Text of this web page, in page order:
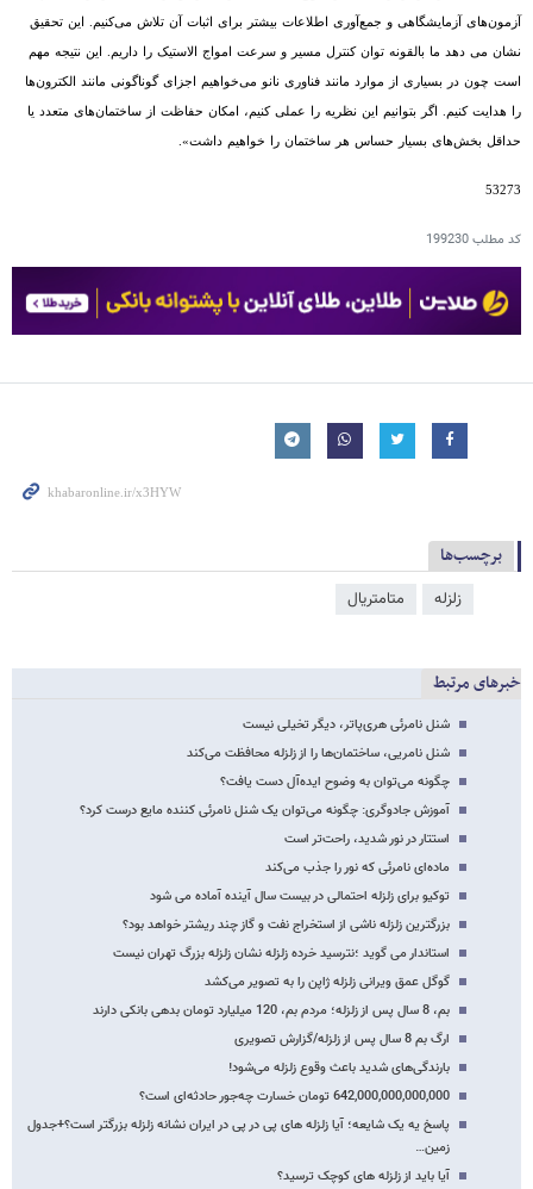
آزمون‌های آزمایشگاهی و جمع‌آوری اطلاعات بیشتر برای اثبات آن تلاش می‌کنیم. این تحقیق
نشان می دهد ما بالقونه توان کنترل مسیر و سرعت امواج الاستیک را داریم. این نتیجه مهم
است چون در بسیاری از موارد مانند فناوری نانو می‌خواهیم اجزای گوناگونی مانند الکترون‌ها
را هدایت کنیم. اگر بتوانیم این نظریه را عملی کنیم، امکان حفاظت از ساختمان‌های متعدد یا
حداقل بخش‌های بسیار حساس هر ساختمان را خواهیم داشت».
53273
کد مطلب199230
برچسب‌ها
زلزله متامتریال
خبرهای مرتبط
شنل نامرئی هری‌پاتر، دیگر تخیلی نیست
شنل نامریی، ساختمان‌ها را از زلزله محافظت می‌کند
چگونه می‌توان به وضوح ایده‌آل دست یافت؟
آموزش جادوگری: چگونه می‌توان یک شنل نامرئی کننده مایع درست کرد؟
استتار در نور شدید، راحت‌تر است
ماده‌ای نامرئی که نور را جذب می‌کند
توکیو برای زلزله احتمالی در بیست سال آینده آماده می شود
بزرگترین زلزله ناشی از استخراج نفت و گاز چند ریشتر خواهد بود؟
استاندار می گوید ؛نترسید خرده زلزله نشان زلزله بزرگ تهران نیست
گوگل عمق ویرانی زلزله ژاپن را به تصویر می‌کشد
بم، 8 سال پس از زلزله؛ مردم بم، 120 میلیارد تومان بدهی بانکی دارند
ارگ بم 8 سال پس از زلزله/گزارش تصویری
بارندگی‌های شدید باعث وقوع زلزله می‌شود!
642,000,000,000,000 تومان خسارت چه‌جور حادثه‌ای است؟
پاسخ یه یک شایعه؛ آیا زلزله های پی در پی در ایران نشانه زلزله بزرگتر است؟+جدول
زمین…
آیا باید از زلزله های کوچک ترسید؟